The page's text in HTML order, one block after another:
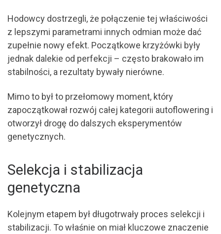
Hodowcy dostrzegli, że połączenie tej właściwości
z lepszymi parametrami innych odmian może dać
zupełnie nowy efekt. Początkowe krzyżówki były
jednak dalekie od perfekcji – często brakowało im
stabilności, a rezultaty bywały nierówne.
Mimo to był to przełomowy moment, który
zapoczątkował rozwój całej kategorii autoflowering i
otworzył drogę do dalszych eksperymentów
genetycznych.
Selekcja i stabilizacja
genetyczna
Kolejnym etapem był długotrwały proces selekcji i
stabilizacji. To właśnie on miał kluczowe znaczenie